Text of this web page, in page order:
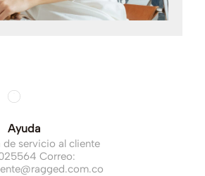
Ayuda
de servicio al cliente
Correo: